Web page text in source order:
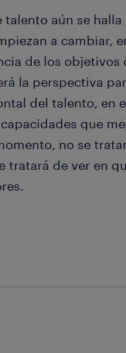
aún se
a cambiar,
de los objetivos
la perspectiva
del talento, en
que
no se
tratará de ver en